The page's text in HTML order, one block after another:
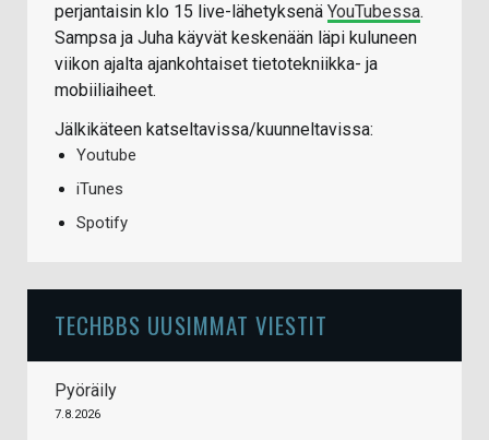
perjantaisin klo 15 live-lähetyksenä YouTubessa.
Sampsa ja Juha käyvät keskenään läpi kuluneen
viikon ajalta ajankohtaiset tietotekniikka- ja
mobiiliaiheet.
Jälkikäteen katseltavissa/kuunneltavissa:
Youtube
iTunes
Spotify
TECHBBS UUSIMMAT VIESTIT
Pyöräily
7.8.2026